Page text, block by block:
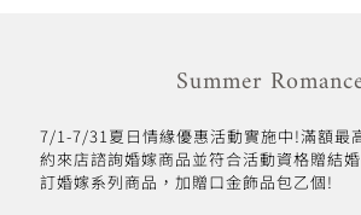
Summer
7/1-7/31夏日情緣優惠活動實施中!滿額最
約來店諮詢婚嫁商品並符合活動資格贈結
訂婚嫁系列商品，加贈口金飾品包乙個!